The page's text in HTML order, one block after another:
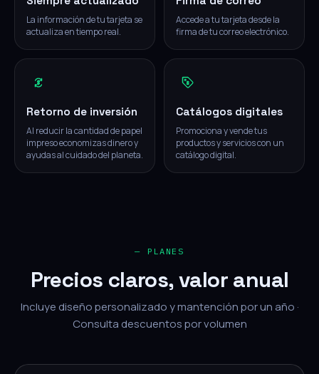
La información de tu tarjeta se
actualiza en tiempo real.
Accede a tu tarjeta desde la
firma de tu correo electrónico.
Retorno de inversión
Al reducir la cantidad de papel
impreso economizas dinero y
ayudas al cuidado del planeta.
Catálogos digitales
Promociona y vende tus
productos y servicios con un
catálogo digital.
— PLANES
Precios claros, valor anual
Incluye diseño personalizado y mantención por un año ·
Consulta descuentos por volumen